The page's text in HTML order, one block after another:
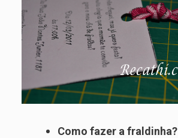
Como fazer a fraldinha?